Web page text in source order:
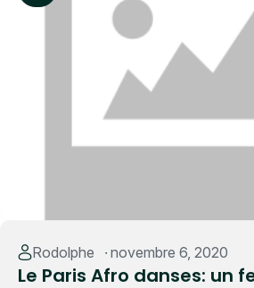
Rodolphe novembre 6, 2020
Le Paris Afro danses: un